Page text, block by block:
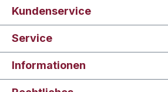
Kundenservice
Service
Informationen